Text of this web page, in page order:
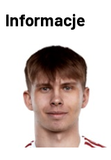
Informacje